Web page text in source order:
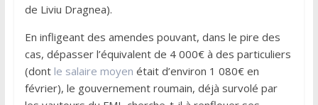
de Liviu Dragnea).
En infligeant des amendes pouvant, dans le pire des
cas, dépasser l’équivalent de 4 000€ à des particuliers
(dont le salaire moyen était d’environ 1 080€ en
février), le gouvernement roumain, déjà survolé par